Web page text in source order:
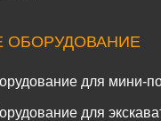
ОБОРУДОВАНИЕ
для мини-
для